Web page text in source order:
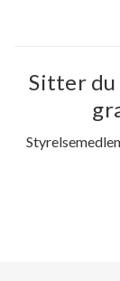
lägenheter
Sitter du